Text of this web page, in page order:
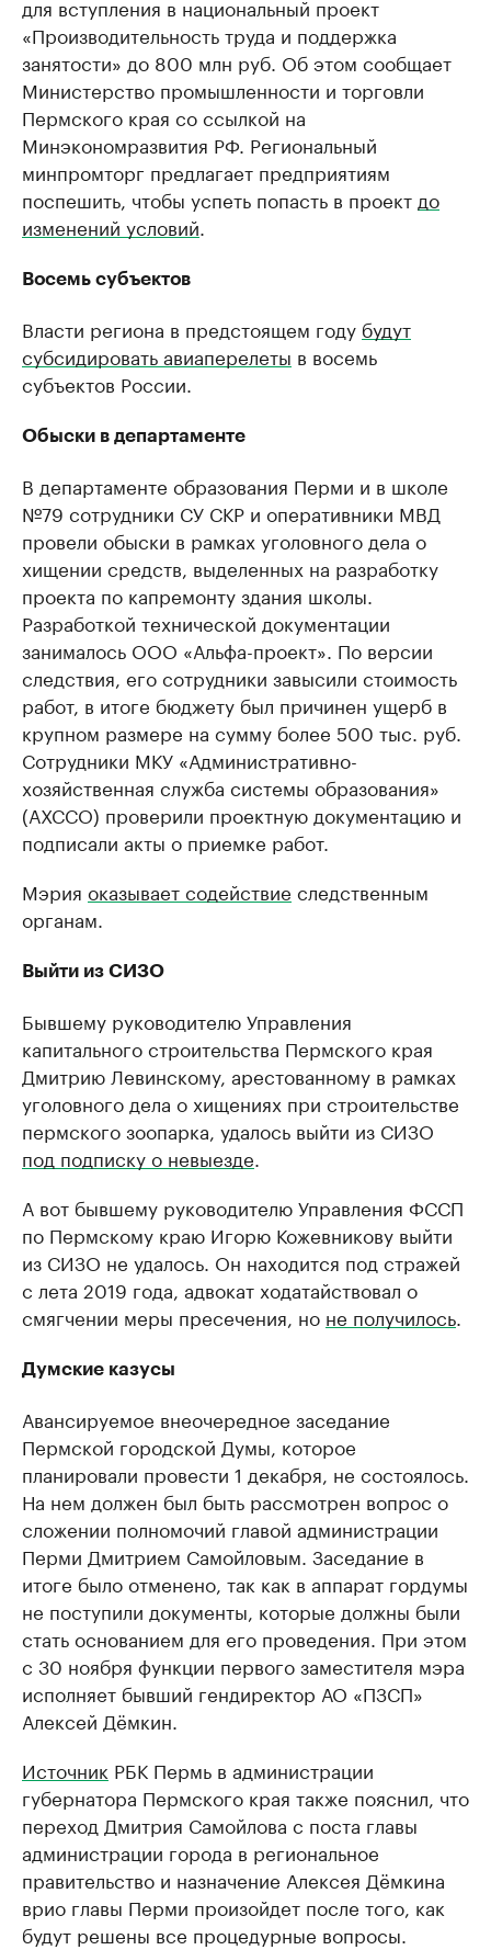
для вступления в национальный проект
«Производительность труда и поддержка
занятости» до 800 млн руб. Об этом сообщает
Министерство промышленности и торговли
Пермского края со ссылкой на
Минэкономразвития РФ. Региональный
минпромторг предлагает предприятиям
поспешить, чтобы успеть попасть в проект до
изменений условий.
Восемь субъектов
Власти региона в предстоящем году будут
субсидировать авиаперелеты в восемь
субъектов России.
Обыски в департаменте
В департаменте образования Перми и в школе
№79 сотрудники СУ СКР и оперативники МВД
провели обыски в рамках уголовного дела о
хищении средств, выделенных на разработку
проекта по капремонту здания школы.
Разработкой технической документации
занималось ООО «Альфа-проект». По версии
следствия, его сотрудники завысили стоимость
работ, в итоге бюджету был причинен ущерб в
крупном размере на сумму более 500 тыс. руб.
Сотрудники МКУ «Административно-
хозяйственная служба системы образования»
(АХССО) проверили проектную документацию и
подписали акты о приемке работ.
Мэрия оказывает содействие следственным
органам.
Выйти из СИЗО
Бывшему руководителю Управления
капитального строительства Пермского края
Дмитрию Левинскому, арестованному в рамках
уголовного дела о хищениях при строительстве
пермского зоопарка, удалось выйти из СИЗО
под подписку о невыезде.
А вот бывшему руководителю Управления ФССП
по Пермскому краю Игорю Кожевникову выйти
из СИЗО не удалось. Он находится под стражей
с лета 2019 года, адвокат ходатайствовал о
смягчении меры пресечения, но не получилось.
Думские казусы
Авансируемое внеочередное заседание
Пермской городской Думы, которое
планировали провести 1 декабря, не состоялось.
На нем должен был быть рассмотрен вопрос о
сложении полномочий главой администрации
Перми Дмитрием Самойловым. Заседание в
итоге было отменено, так как в аппарат гордумы
не поступили документы, которые должны были
стать основанием для его проведения. При этом
с 30 ноября функции первого заместителя мэра
исполняет бывший гендиректор АО «ПЗСП»
Алексей Дёмкин.
Источник РБК Пермь в администрации
губернатора Пермского края также пояснил, что
переход Дмитрия Самойлова с поста главы
администрации города в региональное
правительство и назначение Алексея Дёмкина
врио главы Перми произойдет после того, как
будут решены все процедурные вопросы.